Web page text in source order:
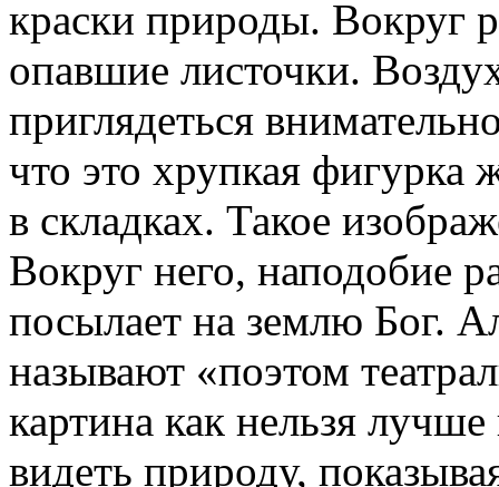
краски природы. Вокруг
опавшие листочки.
приглядеться
что это хрупкая
в складках. Такое
Вокруг него, наподобие
посылает на землю Бог.
называют «поэтом
картина как нельзя
видеть природу,